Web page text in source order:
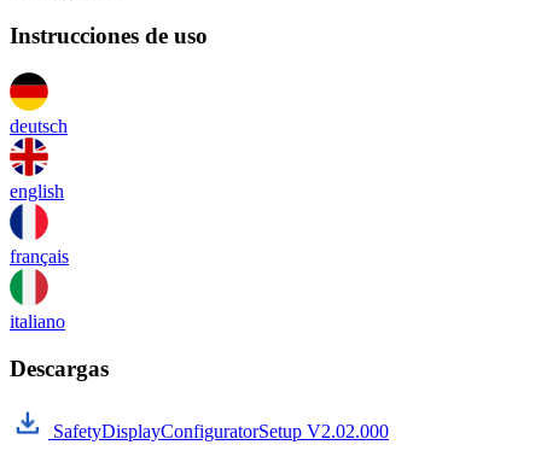
Instrucciones de uso
deutsch
english
français
italiano
Descargas
SafetyDisplayConfiguratorSetup V2.02.000